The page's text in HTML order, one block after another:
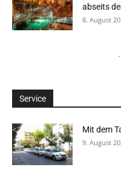
abseits
8. August
Service
Mit dem
9. August